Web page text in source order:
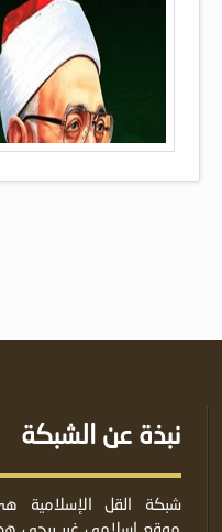
نبذة عن الشبكة
شبكة القل الإسلامية
موقع إسلامي غير ربحي